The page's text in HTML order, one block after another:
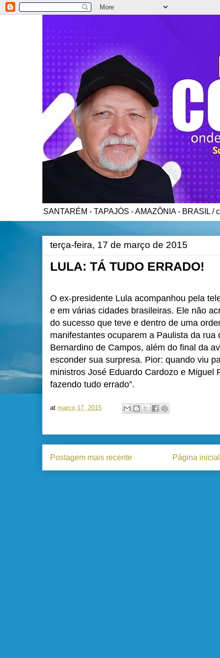
SANTARÉM - TAPAJÓS - AMAZÔNIA - BRASIL /
terça-feira, 17 de março de 2015
LULA: TÁ TUDO ERRADO!
O ex-presidente Lula acompanhou pela
e em várias cidades brasileiras. Ele não
do sucesso que teve e dentro de uma
manifestantes ocuparem a Paulista da rua
Bernardino de Campos, além do final da
esconder sua surpresa. Pior: quando viu
ministros José Eduardo Cardozo e Miguel
fazendo tudo errado”.
at março 17, 2015
Postagem mais recente Página inicial